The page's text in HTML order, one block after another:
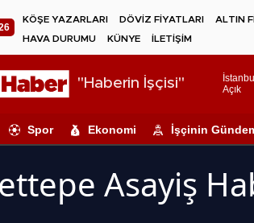
KÖŞE YAZARLARI DÖVİZ FİYATLARI ALTIN
HAVA DURUMU
KÜNYE İLETİŞİM
"Haberin İşçisi"
İstanbul
Açık
Spor Ekonomi İşçinin
Asayiş